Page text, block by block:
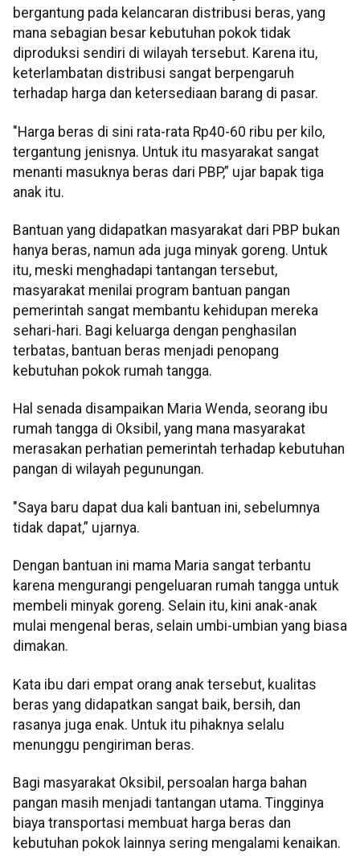
bergantung pada kelancaran distribusi beras, yang
mana sebagian besar kebutuhan pokok tidak
diproduksi sendiri di wilayah tersebut. Karena itu,
keterlambatan distribusi sangat berpengaruh
terhadap harga dan ketersediaan barang di pasar.
"Harga beras di sini rata-rata Rp40-60 ribu per kilo,
tergantung jenisnya. Untuk itu masyarakat sangat
menanti masuknya beras dari PBP,” ujar bapak tiga
anak itu.
Bantuan yang didapatkan masyarakat dari PBP bukan
hanya beras, namun ada juga minyak goreng. Untuk
itu, meski menghadapi tantangan tersebut,
masyarakat menilai program bantuan pangan
pemerintah sangat membantu kehidupan mereka
sehari-hari. Bagi keluarga dengan penghasilan
terbatas, bantuan beras menjadi penopang
kebutuhan pokok rumah tangga.
Hal senada disampaikan Maria Wenda, seorang ibu
rumah tangga di Oksibil, yang mana masyarakat
merasakan perhatian pemerintah terhadap kebutuhan
pangan di wilayah pegunungan.
"Saya baru dapat dua kali bantuan ini, sebelumnya
tidak dapat,” ujarnya.
Dengan bantuan ini mama Maria sangat terbantu
karena mengurangi pengeluaran rumah tangga untuk
membeli minyak goreng. Selain itu, kini anak-anak
mulai mengenal beras, selain umbi-umbian yang biasa
dimakan.
Kata ibu dari empat orang anak tersebut, kualitas
beras yang didapatkan sangat baik, bersih, dan
rasanya juga enak. Untuk itu pihaknya selalu
menunggu pengiriman beras.
Bagi masyarakat Oksibil, persoalan harga bahan
pangan masih menjadi tantangan utama. Tingginya
biaya transportasi membuat harga beras dan
kebutuhan pokok lainnya sering mengalami kenaikan.